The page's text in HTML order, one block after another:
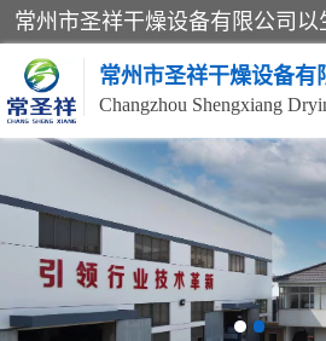
常州市圣祥干燥设备有
单锥真空干燥机 双
气流干燥机 滚
干燥机 闪